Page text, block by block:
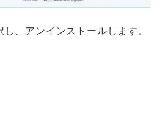
、アンインストールします。